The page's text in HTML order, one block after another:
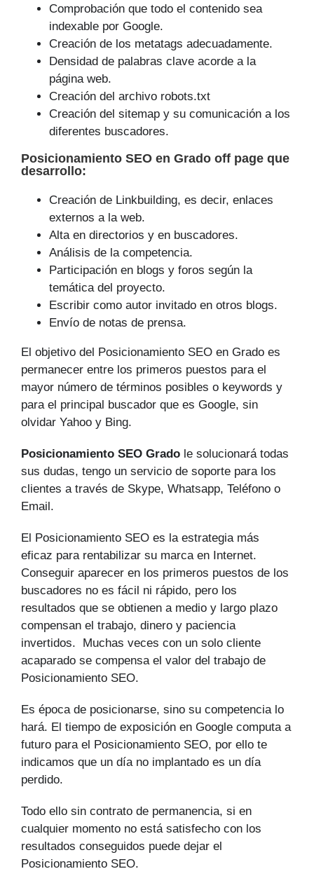
Comprobación que todo el contenido sea
indexable por Google.
Creación de los metatags adecuadamente.
Densidad de palabras clave acorde a la
página web.
Creación del archivo robots.txt
Creación del sitemap y su comunicación a los
diferentes buscadores.
Posicionamiento SEO en Grado off page que
desarrollo:
Creación de Linkbuilding, es decir, enlaces
externos a la web.
Alta en directorios y en buscadores.
Análisis de la competencia.
Participación en blogs y foros según la
temática del proyecto.
Escribir como autor invitado en otros blogs.
Envío de notas de prensa.
El objetivo del Posicionamiento SEO en Grado es
permanecer entre los primeros puestos para el
mayor número de tér­minos posibles o keywords y
para el principal buscador que es Google, sin
olvidar Yahoo y Bing.
Posicionamiento SEO Grado le solucionará todas
sus dudas, tengo un servicio de soporte para los
clientes a través de Skype, Whatsapp, Teléfono o
Email.
El Posicionamiento SEO es la estrategia más
eficaz para rentabilizar su marca en Internet.
Conseguir aparecer en los primeros puestos de los
buscadores no es fácil ni rápido, pero los
resultados que se obtienen a medio y largo plazo
compensan el trabajo, dinero y paciencia
invertidos. Muchas veces con un solo cliente
acaparado se compensa el valor del trabajo de
Posicionamiento SEO.
Es época de posicionarse, sino su competencia lo
hará. El tiempo de exposición en Google computa a
futuro para el Posicionamiento SEO, por ello te
indicamos que un día no implantado es un día
perdido.
Todo ello sin contrato de permanencia, si en
cualquier momento no está satisfecho con los
resultados conseguidos puede dejar el
Posicionamiento SEO.